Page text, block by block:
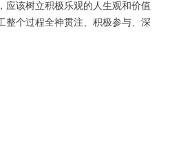
应该树立积极乐观的人生观和价值
整个过程全神贯注、积极参与、深